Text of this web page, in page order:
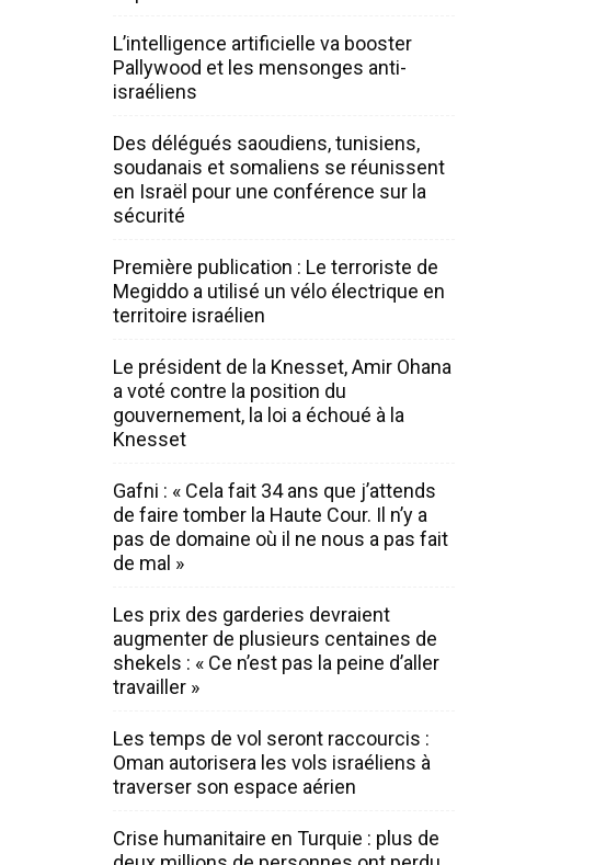
L’intelligence artificielle va booster
Pallywood et les mensonges anti-
israéliens
Des délégués saoudiens, tunisiens,
soudanais et somaliens se réunissent
en Israël pour une conférence sur la
sécurité
Première publication : Le terroriste de
Megiddo a utilisé un vélo électrique en
territoire israélien
Le président de la Knesset, Amir Ohana
a voté contre la position du
gouvernement, la loi a échoué à la
Knesset
Gafni : « Cela fait 34 ans que j’attends
de faire tomber la Haute Cour. Il n’y a
pas de domaine où il ne nous a pas fait
de mal »
Les prix des garderies devraient
augmenter de plusieurs centaines de
shekels : « Ce n’est pas la peine d’aller
travailler »
Les temps de vol seront raccourcis :
Oman autorisera les vols israéliens à
traverser son espace aérien
Crise humanitaire en Turquie : plus de